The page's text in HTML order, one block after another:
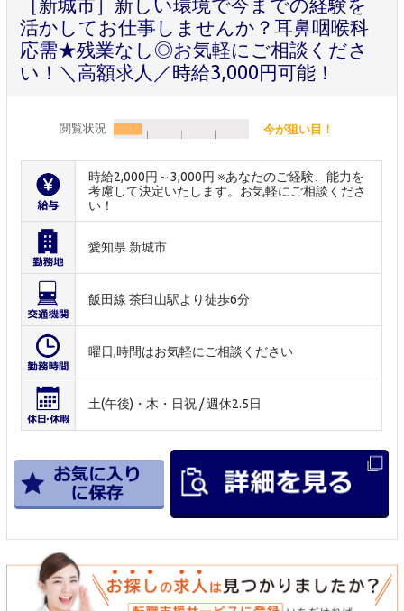
活かしてお仕事しませんか？耳鼻咽喉科
応需★残業なし◎お気軽にご相談くださ
い！＼高額求人／時給3,000円可能！
閲覧状況 今が狙い目！
時給2,000円～3,000円 ※あなたのご経験、能力を
考慮して決定いたします。お気軽にご相談くださ
い！
愛知県 新城市
飯田線 茶臼山駅より徒歩6分
曜日,時間はお気軽にご相談ください
土(午後)・木・日祝 / 週休2.5日